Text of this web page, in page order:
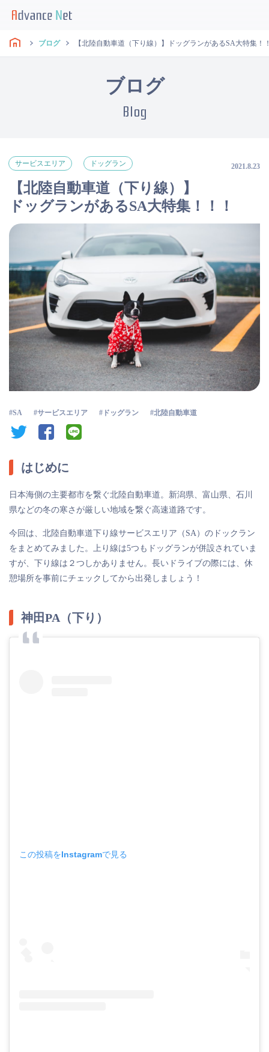
ブログ 【北陸自動車道（下り線）】ドッグランがあるSA大特集！
ブログ
Blog
サービスエリア ドッグラン 2021.8.23
【北陸自動車道（下り線）】
ドッグランがあるSA大特集！！！
SA サービスエリア ドッグラン 北陸自動車道
twitter facebook
はじめに
日本海側の主要都市を繋ぐ北陸自動車道。新潟県、富山県、石川
県などの冬の寒さが厳しい地域を繋ぐ高速道路です。
今回は、北陸自動車道下り線サービスエリア（SA）のドックラン
をまとめてみました。上り線は5つもドッグランが併設されていま
すが、下り線は２つしかありません。長いドライブの際には、休
憩場所を事前にチェックしてから出発しましょう！
神田PA（下り）
この投稿をInstagramで見る